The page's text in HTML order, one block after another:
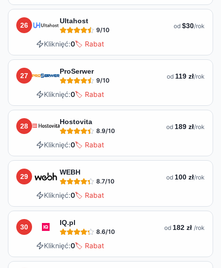
26
Ultahost
9/10 od $30/rok
Kliknięć:0🏷️ Rabat
27
ProSerwer
9/10 od 119 zł/rok
Kliknięć:0🏷️ Rabat
28
Hostovita
8.9/10 od 189 zł/rok
Kliknięć:0🏷️ Rabat
29
WEBH
8.7/10 od 100 zł/rok
Kliknięć:0🏷️ Rabat
30
IQ.pl
8.6/10 od 182 zł /rok
Kliknięć:0🏷️ Rabat